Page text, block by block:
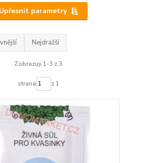
Upřesnit parametry
Nejdražší
Zobrazuji 1-3 z 3
strana z 1